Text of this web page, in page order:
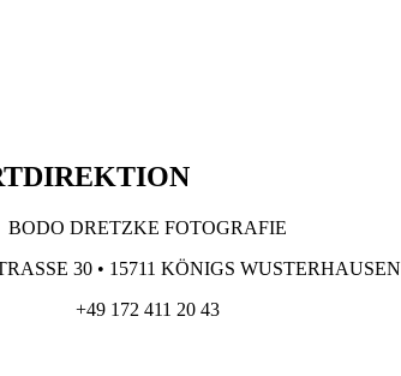
BODO DRETZKE FOTOGRAFIE
30 • 15711 KÖNIGS WUSTERHAUSEN
+49 172 411 20 43